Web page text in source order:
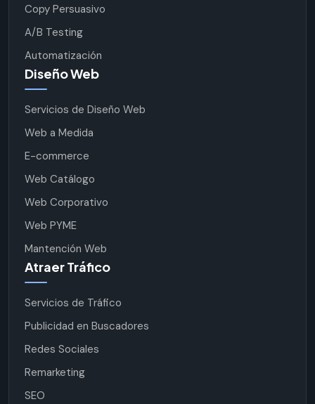
Copy Persuasivo
A/B Testing
Automatización
Diseño Web
Servicios de Diseño Web
Web a Medida
E-commerce
Web Catálogo
Web Corporativo
Web PYME
Mantención Web
Atraer Tráfico
Servicios de Tráfico
Publicidad en Buscadores
Redes Sociales
Remarketing
SEO